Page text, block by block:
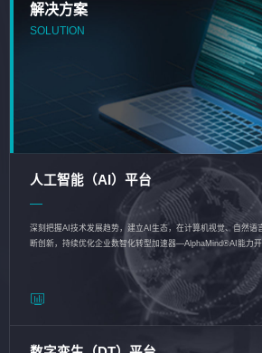
解决方案
SOLUTION
人工智能（AI）平台
深刻把握AI技术发展趋势，建立AI生态，在计算机视觉、自然语
断创新，持续优化企业数智化转型加速器—AlphaMind®AI能力